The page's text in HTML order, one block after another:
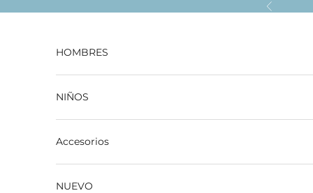
Anterior
HOMBRES
NIÑOS
Accesorios
NUEVO